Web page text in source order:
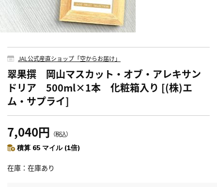
JAL公式産直ショップ「空からお届け」
翠果撰 岡山マスカット・オブ・アレキサン
ドリア 500ml×1本 化粧箱入り [(株)エ
ム・サプライ]
7,040円 （税込）
積算 65 マイル (1倍)
在庫 在庫あり